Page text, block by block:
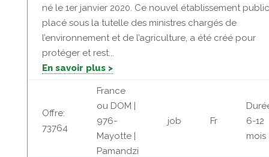
né le 1er janvier 2020. Ce nouvel établissement
placé sous la tutelle des ministres chargés de
l’environnement et de l’agriculture, a été créé pour
protéger et rest...
En savoir plus >
Offre:
73764
France
ou DOM |
976-
Mayotte |
Pamandzi
job Fr
6-12
mois